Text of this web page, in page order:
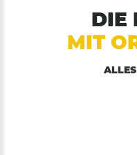
DIE
MIT